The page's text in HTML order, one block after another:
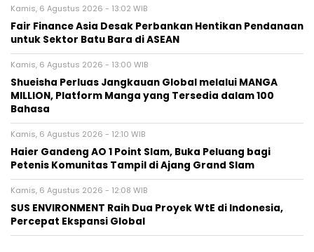
Kamis, 6 Agustus 2026 - 13:02 WIB
Fair Finance Asia Desak Perbankan Hentikan Pendanaan
untuk Sektor Batu Bara di ASEAN
Kamis, 6 Agustus 2026 - 13:00 WIB
Shueisha Perluas Jangkauan Global melalui MANGA
MILLION, Platform Manga yang Tersedia dalam 100
Bahasa
Kamis, 6 Agustus 2026 - 12:10 WIB
Haier Gandeng AO 1 Point Slam, Buka Peluang bagi
Petenis Komunitas Tampil di Ajang Grand Slam
Kamis, 6 Agustus 2026 - 12:08 WIB
SUS ENVIRONMENT Raih Dua Proyek WtE di Indonesia,
Percepat Ekspansi Global